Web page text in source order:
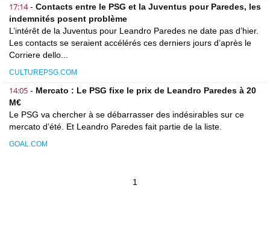
17:14- Contacts entre le PSG et la Juventus pour Paredes, les
indemnités posent problème
L’intérêt de la Juventus pour Leandro Paredes ne date pas d’hier.
Les contacts se seraient accélérés ces derniers jours d’après le
Corriere dello...
CULTUREPSG.COM
14:05 - Mercato : Le PSG fixe le prix de Leandro Paredes à 20
M€
Le PSG va chercher à se débarrasser des indésirables sur ce
mercato d’été. Et Leandro Paredes fait partie de la liste.
GOAL.COM
1